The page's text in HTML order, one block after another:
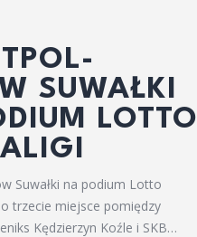
SUWAŁKI
LOTTO
Suwałki na podium Lotto
trzecie miejsce pomiędzy
Kędzierzyn Koźle i SKB…